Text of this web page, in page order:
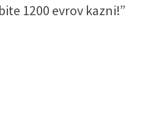
1200 evrov kazni!”